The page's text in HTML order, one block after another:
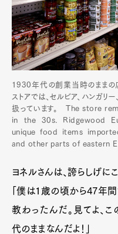
1930年代の創業当時のままの店
ストアでは、セルビア、ハンガ
扱っています。 The store
in the 30s. Ridgewood
unique food items
and other parts of eastern
ヨネルさんは、誇らしげに
「僕は1歳の頃から47年間
教わったんだ。見てよ、こ
代のままなんだよ！」